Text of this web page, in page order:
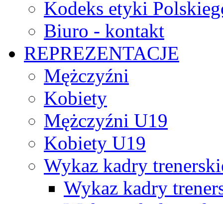
Kodeks etyki
Biuro - kontakt
REPREZENTACJE
Mężczyźni
Kobiety
Mężczyźni U19
Kobiety U19
Wykaz kadry
Wykaz kadry